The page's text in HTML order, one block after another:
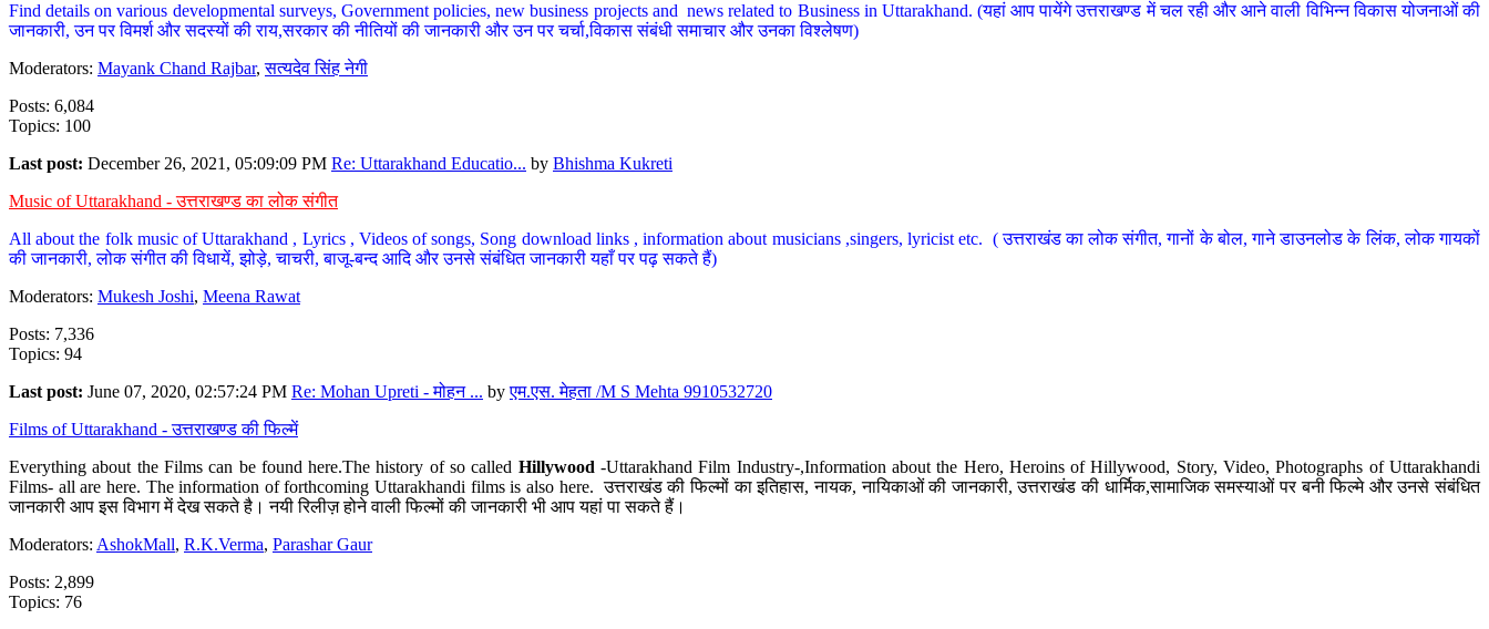
Find details on various developmental surveys, Government policies, new business projects and news related to Business in Uttarakhand. (यहां आप पायेंगे उत्तराखण्ड में चल रही और आने वाली विभिन्न विकास योजनाओं की
जानकारी, उन पर विमर्श और सदस्यों की राय,सरकार की नीतियों की जानकारी और उन पर चर्चा,विकास संबंधी समाचार और उनका विश्लेषण)
Moderators: Mayank Chand Rajbar,सत्यदेव सिंह नेगी
Posts: 6,084
Topics: 100
Last post: December 26, 2021, 05:09:09 PM Re: Uttarakhand Educatio... by Bhishma Kukreti
Music of Uttarakhand - उत्तराखण्ड का लोक संगीत
All about the folk music of Uttarakhand , Lyrics , Videos of songs, Song download links , information about musicians ,singers, lyricist etc. ( उत्तराखंड का लोक संगीत, गानों के बोल, गाने डाउनलोड के लिंक, लोक गायकों
की जानकारी, लोक संगीत की विधायें, झोड़े, चाचरी, बाजू-बन्द आदि और उनसे संबंधित जानकारी यहाँ पर पढ़ सकते हैं)
Moderators: Mukesh Joshi, Meena Rawat
Posts: 7,336
Topics: 94
Last post: June 07, 2020, 02:57:24 PM Re: Mohan Upreti - मोहन ... byएम.एस. मेहता /M S Mehta 9910532720
Films of Uttarakhand - उत्तराखण्ड की फिल्में
Everything about the Films can be found here.The history of so called Hillywood-Uttarakhand Film Industry-,Information about the Hero, Heroins of Hillywood, Story, Video, Photographs of Uttarakhandi
Films- all are here. The information of forthcoming Uttarakhandi films is also here. उत्तराखंड की फिल्मों का इतिहास, नायक, नायिकाओं की जानकारी, उत्तराखंड की धार्मिक,सामाजिक समस्याओं पर बनी फिल्मे और उनसे संबंधित
जानकारी आप इस विभाग में देख सकते है। नयी रिलीज़ होने वाली फिल्मों की जानकारी भी आप यहां पा सकते हैं।
Moderators: AshokMall, R.K.Verma, Parashar Gaur
Posts: 2,899
Topics: 76